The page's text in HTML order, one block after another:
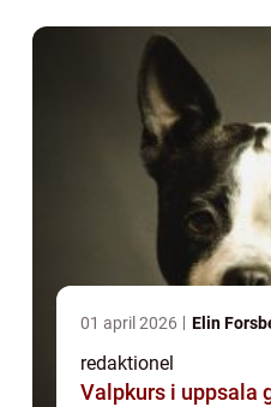
01 april 2026 Elin
redaktionel
Valpkurs i uppsala grunden för en trygg